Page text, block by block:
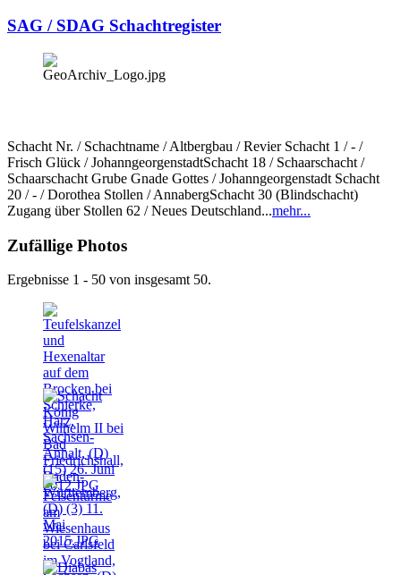
SAG / SDAG Schachtregister
Schacht Nr. / Schachtname / Altbergbau / Revier Schacht 1 / - /
Frisch Glück / JohanngeorgenstadtSchacht 18 / Schaarschacht /
Schaarschacht Grube Gnade Gottes / Johanngeorgenstadt Schacht
20 / - / Dorothea Stollen / AnnabergSchacht 30 (Blindschacht)
Zugang über Stollen 62 / Neues Deutschland...mehr...
Zufällige Photos
Ergebnisse 1 - 50 von insgesamt 50.